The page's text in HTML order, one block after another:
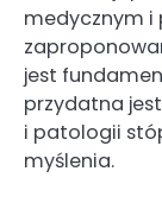
medycznym i
jest
przydatna
i patologii
myślenia.